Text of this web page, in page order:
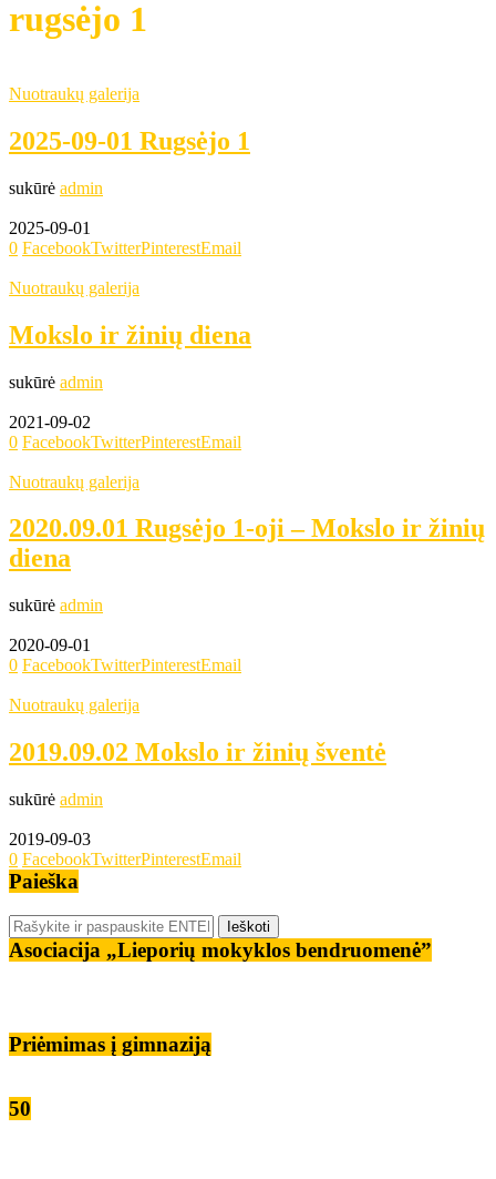
rugsėjo 1
Nuotraukų galerija
2025-09-01 Rugsėjo 1
sukūrė admin
2025-09-01
0 FacebookTwitterPinterestEmail
Nuotraukų galerija
Mokslo ir žinių diena
sukūrė admin
2021-09-02
0 FacebookTwitterPinterestEmail
Nuotraukų galerija
2020.09.01 Rugsėjo 1-oji – Mokslo ir žinių
diena
sukūrė admin
2020-09-01
0 FacebookTwitterPinterestEmail
Nuotraukų galerija
2019.09.02 Mokslo ir žinių šventė
sukūrė admin
2019-09-03
0 FacebookTwitterPinterestEmail
Paieška
Asociacija „Lieporių mokyklos bendruomenė”
Priėmimas į gimnaziją
50